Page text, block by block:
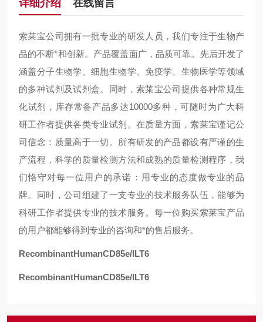
详细介绍 在线留言
索莱宝公司拥有一批专业的研发人员，我们专注于生物产
品的不断*和创新。产品覆盖面广，品质可靠。先后开发了
涵盖分子生物学、细胞生物学、免疫学、生物医学等领域
的多种试剂及试剂盒。同时，索莱宝公司提供各种常规生
化试剂，库存常备产品多达10000多种，可随时为广大科
研工作者提供各类专业试剂。在质量方面，索莱宝谨记公
司信念：质量高于一切。所有研发的产品都设有严谨的生
产流程，科学的质量检测方法和成熟的质量检测程序，我
们恪守对每一位用户的承诺：用专业的态度做专业的品
牌。同时，公司组建了一支专业的技术服务队伍，能够为
科研工作者提供专业的技术服务。每一位购买索莱宝产品
的用户都能够得到专业的咨询和*的售后服务。
RecombinantHumanCD85e/ILT6
RecombinantHumanCD85e/ILT6